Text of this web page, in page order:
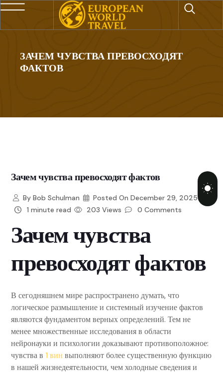
ЗАЧЕМ ЧУВСТВА ПРЕВОСХОДЯТ
ФАКТОВ
Зачем чувства превосходят фактов
ByBob Schulman Posted On December 29, 2025
1 minute read
203 Views 0 Comments
Зачем чувства
превосходят фактов
В сегодняшнем мире распространено думать, что
логическое размышление и системный изучение фактов
являются фундаментом верных определений. Тем не
менее множественные исследования в области
нейронауки и психологии доказывают противоположное:
чувства в 1 вин выполняют более существенную функцию
в нашей жизнедеятельности, чем холодные сведения и